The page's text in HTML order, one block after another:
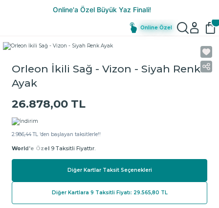
Online Özel
Orleon İkili Sağ - Vizon - Siyah Renk
Ayak
26.878,00 TL
2.986,44 TL ‘den başlayan taksitlerle!!
World'e Özel 9 Taksitli Fiyattır.
Diğer Kartlar Taksit Seçenekleri
Diğer Kartlara 9 Taksitli Fiyatı: 29.565,80 TL